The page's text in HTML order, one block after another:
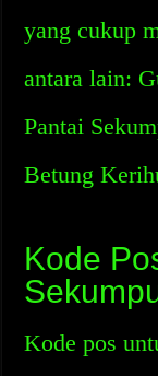
yang cukup
antara lain:
Pantai
Betung
Kode
Kode pos